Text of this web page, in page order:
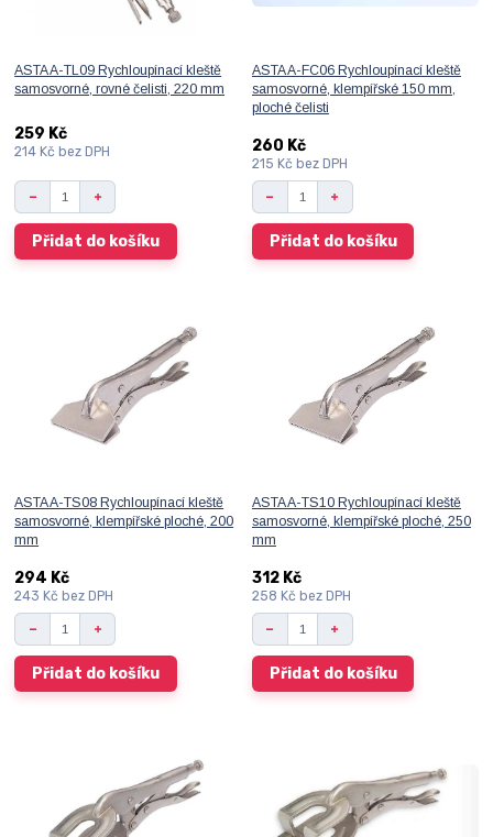
ASTA A-TL09 Rychloupínací kleště
samosvorné, rovné čelisti, 220 mm
259 Kč
214 Kč bez DPH
Přidat do košíku
ASTA A-FC06 Rychloupínací kleště
samosvorné, klempířské 150 mm,
ploché čelisti
260 Kč
215 Kč bez DPH
Přidat do košíku
ASTA A-TS08 Rychloupínací kleště
samosvorné, klempířské ploché, 200
mm
294 Kč
243 Kč bez DPH
Přidat do košíku
ASTA A-TS10 Rychloupínací kleště
samosvorné, klempířské ploché, 250
mm
312 Kč
258 Kč bez DPH
Přidat do košíku